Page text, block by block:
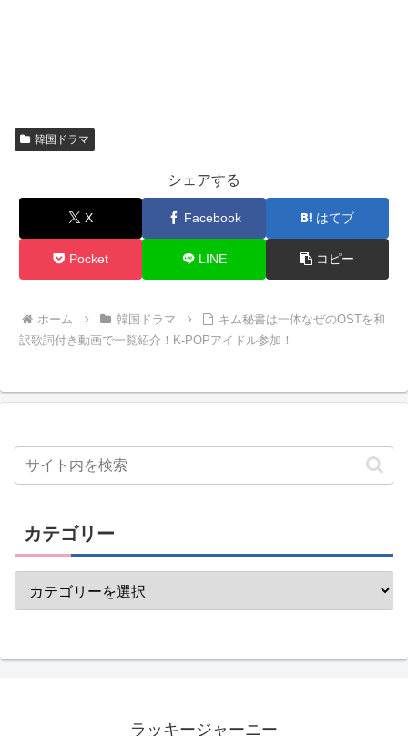
韓国ドラマ
シェアする
X Facebook はてブ
Pocket LINE コピー
ホーム 韓国ドラマ
キム秘書は一体なぜのOSTを和
訳歌詞付き動画で一覧紹介！K-POPアイドル参加！
カテゴリー
ラッキージャーニー